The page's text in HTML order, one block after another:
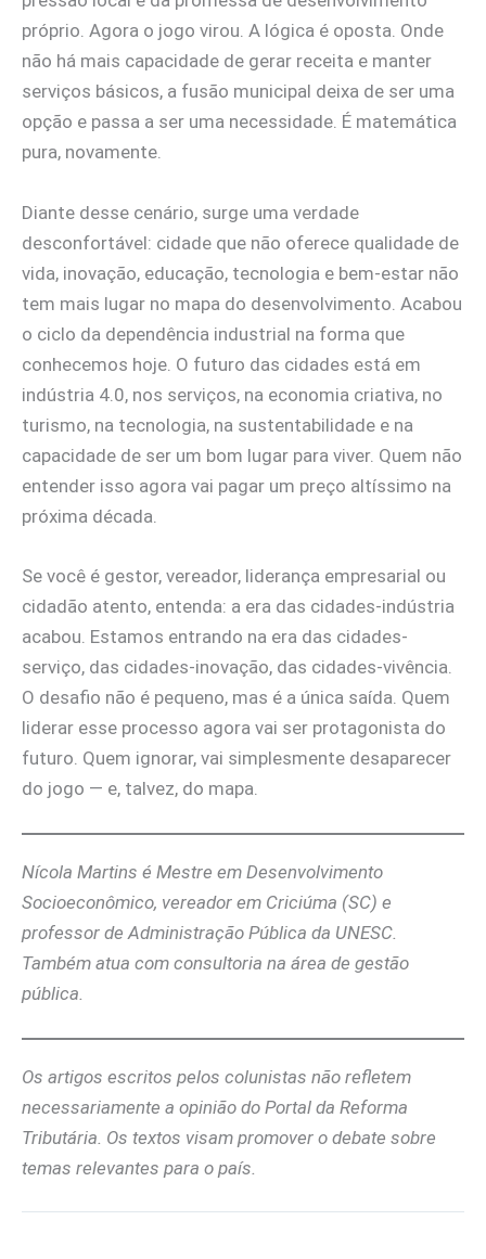
próprio. Agora o jogo virou. A lógica é oposta. Onde
não há mais capacidade de gerar receita e manter
serviços básicos, a fusão municipal deixa de ser uma
opção e passa a ser uma necessidade. É matemática
pura, novamente.
Diante desse cenário, surge uma verdade
desconfortável: cidade que não oferece qualidade de
vida, inovação, educação, tecnologia e bem-estar não
tem mais lugar no mapa do desenvolvimento. Acabou
o ciclo da dependência industrial na forma que
conhecemos hoje. O futuro das cidades está em
indústria 4.0, nos serviços, na economia criativa, no
turismo, na tecnologia, na sustentabilidade e na
capacidade de ser um bom lugar para viver. Quem não
entender isso agora vai pagar um preço altíssimo na
próxima década.
Se você é gestor, vereador, liderança empresarial ou
cidadão atento, entenda: a era das cidades-indústria
acabou. Estamos entrando na era das cidades-
serviço, das cidades-inovação, das cidades-vivência.
O desafio não é pequeno, mas é a única saída. Quem
liderar esse processo agora vai ser protagonista do
futuro. Quem ignorar, vai simplesmente desaparecer
do jogo — e, talvez, do mapa.
Nícola Martins é Mestre em Desenvolvimento
Socioeconômico, vereador em Criciúma (SC) e
professor de Administração Pública da UNESC.
Também atua com consultoria na área de gestão
pública.
Os artigos escritos pelos colunistas não refletem
necessariamente a opinião do Portal da Reforma
Tributária. Os textos visam promover o debate sobre
temas relevantes para o país.